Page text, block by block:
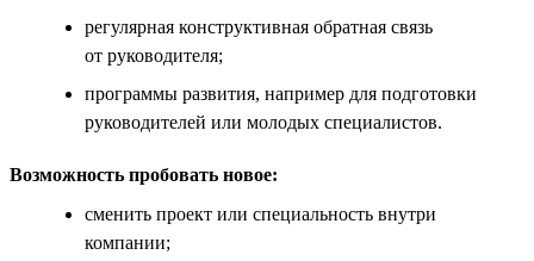
регулярная конструктивная обратная связь
от руководителя;
программы развития, например для подготовки
руководителей или молодых специалистов.
Возможность пробовать новое:
сменить проект или специальность внутри
компании;